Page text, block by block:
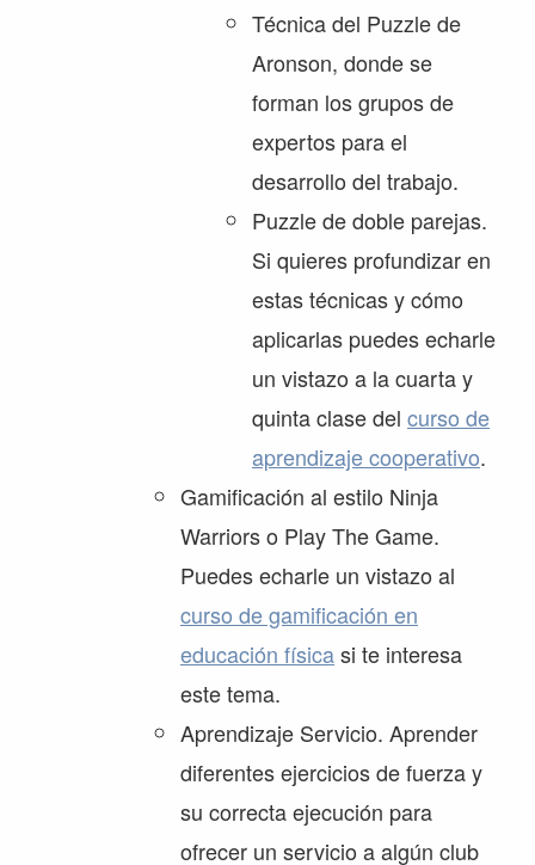
Técnica del Puzzle de
Aronson, donde se
forman los grupos de
expertos para el
desarrollo del trabajo.
Puzzle de doble parejas.
Si quieres profundizar en
estas técnicas y cómo
aplicarlas puedes echarle
un vistazo a la cuarta y
quinta clase del curso de
aprendizaje cooperativo.
Gamificación al estilo Ninja
Warriors o Play The Game.
Puedes echarle un vistazo al
curso de gamificación en
educación físicasi te interesa
este tema.
Aprendizaje Servicio. Aprender
diferentes ejercicios de fuerza y
su correcta ejecución para
ofrecer un servicio a algún club